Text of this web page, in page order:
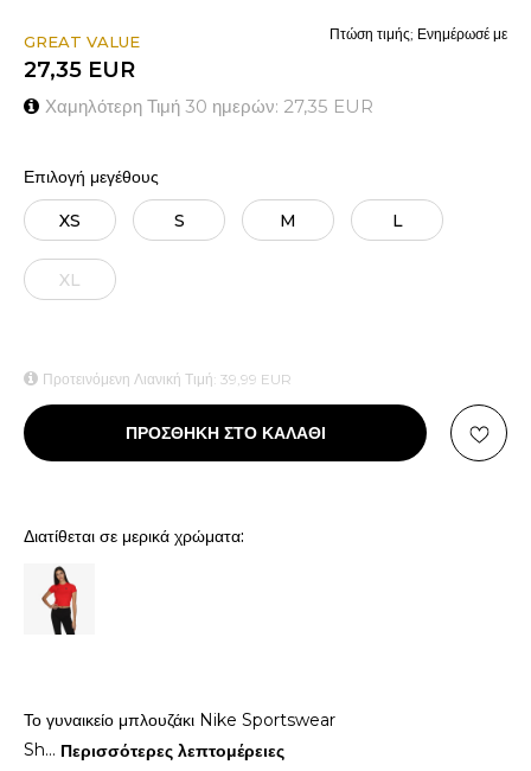
GREAT VALUE
27,35 EUR
Χαμηλότερη Τιμή 30 ημερών: 27,35 EUR
Πτώση τιμής; Ενημέρωσέ με
Επιλογή μεγέθους
XS S M L
XL
Προτεινόμενη Λιανική Τιμή: 39,99 EUR
ΠΡΟΣΘΗΚΗ ΣΤΟ ΚΑΛΑΘΙ
Διατίθεται σε μερικά χρώματα:
Το γυναικείο μπλουζάκι Nike Sportswear
Sh... Περισσότερες λεπτομέρειες